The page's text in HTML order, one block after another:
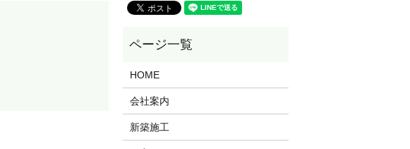
HOME
会社案内
新築施工